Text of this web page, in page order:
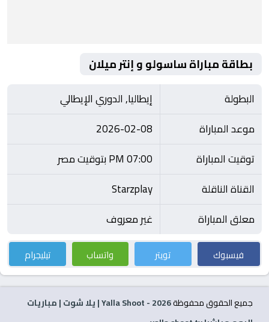
بطاقة مباراة ساسولو و إنتر ميلان
البطولة
إيطاليا, الدوري الإيطالي
موعد المباراة
2026-02-08
توقيت المباراة
07:00 PM بتوقيت مصر
القناة الناقلة
Starzplay
معلق المباراة
غير معروف
فيسبوك تويتر واتساب تيليجرام
جميع الحقوق محفوظة2026
- Yalla Shoot | يلا شوت | مباريات